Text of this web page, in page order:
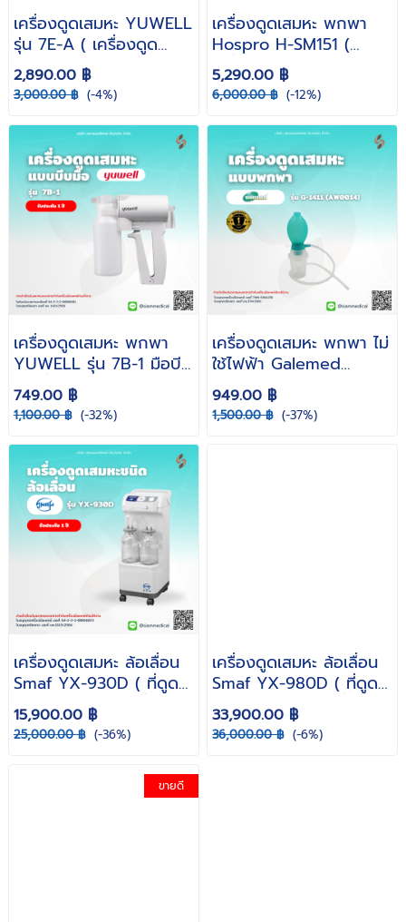
เครื่องดูดเสมหะ YUWELL
รุ่น 7E-A ( เครื่องดูด
เสมหะผู้ป่วยติดเตียง ดูด
เสมหะ ที่ดูดเสมหะ พกพา
ดูดเสมหะในคอ )
2,890.00 ฿
3,000.00 ฿ (-4%)
เครื่องดูดเสมหะ พกพา
Hospro H-SM151 (
เครื่องดูดเสลด ดูดเสมหะ
เด็ก ผู้ใหญ่ รับประกัน 2 ปี
)
5,290.00 ฿
6,000.00 ฿ (-12%)
เครื่องดูดเสมหะ พกพา
YUWELL รุ่น 7B-1 มือบีบ
( เครื่องดูดเสมหะผู้ป่วยติด
เตียง เครื่องดูดเสมหะ
ขนาดเล็ก น้ำหนักเบา ไม่ใช้
ไฟฟ้า )
749.00 ฿
1,100.00 ฿ (-32%)
เครื่องดูดเสมหะ พกพา ไม่
ใช้ไฟฟ้า Galemed
smile-Vac Handheld
Suction G-1411 รหัส
AW0014 ( ดูดเสลด ดูด
949.00 ฿
1,500.00 ฿ (-37%)
เครื่องดูดเสมหะ ล้อเลื่อน
Smaf YX-930D ( ที่ดูด
เสมหะ suction เครื่องดูด
เสมหะ ผู้ป่วยติดเตียง ดูด
เสมหะทางการแพทย์ )
15,900.00 ฿
25,000.00 ฿ (-36%)
เครื่องดูดเสมหะ ล้อเลื่อน
Smaf YX-980D ( ที่ดูด
เสมหะ suction เครื่องดูด
เสมหะ ผู้ป่วยติดเตียง ดูด
เสมหะทางการแพทย์ )
33,900.00 ฿
36,000.00 ฿ (-6%)
ขายดี